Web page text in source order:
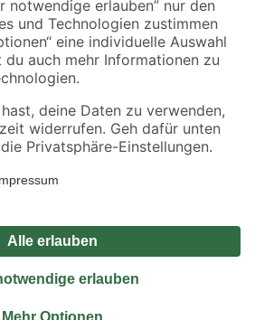
MwSt.. Die dargestellten Angebote sind unter
Die angegebenen Verfügbarkeiten beziehen
gilt nicht für Artikel mit Speditionsversand, hier
Impressum
Vertrag widerrufen